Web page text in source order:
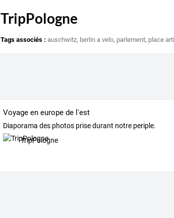
TripPologne
Tags associés : auschwitz, berlin a velo, parlement, place
Voyage en europe de l'est
Diaporama des photos prise durant notre periple.
TripPologne